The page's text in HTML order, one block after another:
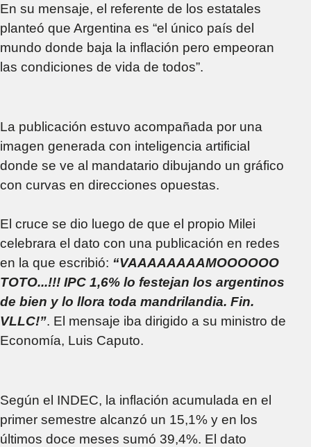
En su mensaje, el referente de los estatales
planteó que Argentina es “el único país del
mundo donde baja la inflación pero empeoran
las condiciones de vida de todos”.
La publicación estuvo acompañada por una
imagen generada con inteligencia artificial
donde se ve al mandatario dibujando un gráfico
con curvas en direcciones opuestas.
El cruce se dio luego de que el propio Milei
celebrara el dato con una publicación en redes
en la que escribió: “VAAAAAAAAMOOOOOO
TOTO...!!! IPC 1,6% lo festejan los argentinos
de bien y lo llora toda mandrilandia. Fin.
VLLC!”. El mensaje iba dirigido a su ministro de
Economía, Luis Caputo.
Según el INDEC, la inflación acumulada en el
primer semestre alcanzó un 15,1% y en los
últimos doce meses sumó 39,4%. El dato